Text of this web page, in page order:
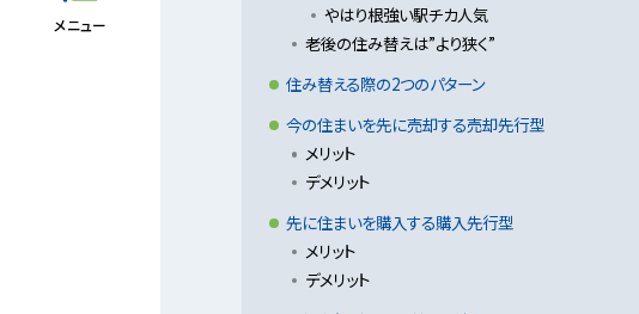
メニュー
やはり根強い駅チカ人気
老後の住み替えは”より狭く”
住み替える際の2つのパターン
今の住まいを先に売却する売却先行型
メリット
デメリット
先に住まいを購入する購入先行型
メリット
デメリット